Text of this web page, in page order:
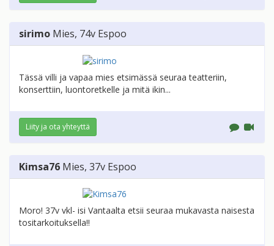
sirimo Mies, 74v Espoo
Tässä villi ja vapaa mies etsimässä seuraa teatteriin,
konserttiin, luontoretkelle ja mitä ikin...
Liity ja ota yhteyttä
Kimsa76 Mies, 37v Espoo
Moro! 37v vkl- isi Vantaalta etsii seuraa mukavasta naisesta
tositarkoituksella!!